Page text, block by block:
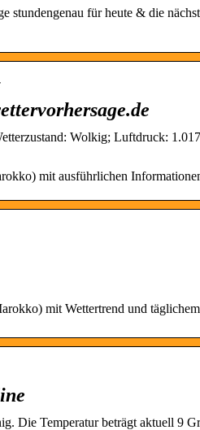
für heute & die
Wolkig; Luftdruck:
mit ausführlichen
mit Wettertrend und
Die Temperatur beträgt aktuell 9